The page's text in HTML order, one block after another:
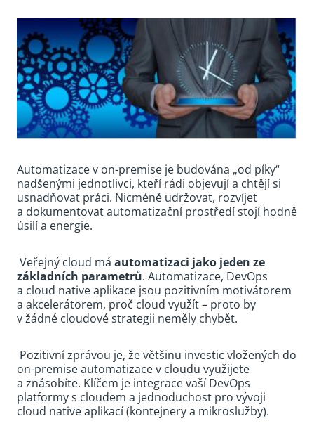
Automatizace v on-premise je budována „od píky“
nadšenými jednotlivci, kteří rádi objevují a chtějí si
usnadňovat práci. Nicméně udržovat, rozvíjet
a dokumentovat automatizační prostředí stojí hodně
úsilí a energie.
Veřejný cloud má automatizaci jako jeden ze
základních parametrů. Automatizace, DevOps
a cloud native aplikace jsou pozitivním motivátorem
a akcelerátorem, proč cloud využít – proto by
v žádné cloudové strategii neměly chybět.
Pozitivní zprávou je, že většinu investic vložených do
on-premise automatizace v cloudu využijete
a znásobíte. Klíčem je integrace vaší DevOps
platformy s cloudem a jednoduchost pro vývoji
cloud native aplikací (kontejnery a mikroslužby).